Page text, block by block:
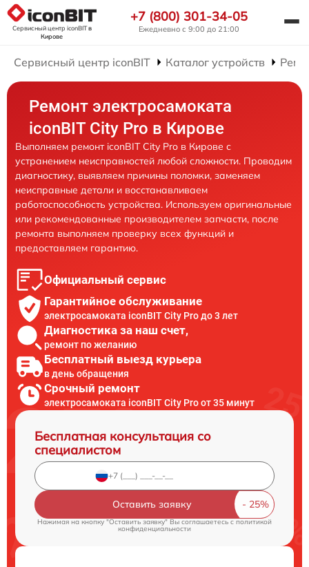
Сервисный центр iconBITв
Кирове
+7 (800) 301-34-05
Ежедневно с 9:00 до 21:00
Сервисный центр iconBIT Каталог устройств
Ремонт электросамоката
iconBIT City Pro в Кирове
Выполняем ремонт iconBIT City Pro в Кирове с
устранением неисправностей любой сложности. Проводим
диагностику, выявляем причины поломки, заменяем
неисправные детали и восстанавливаем
работоспособность устройства. Используем оригинальные
или рекомендованные производителем запчасти, после
ремонта выполняем проверку всех функций и
предоставляем гарантию.
Официальный сервис
Гарантийное обслуживание
электросамоката iconBIT City Pro до 3 лет
Диагностика за наш счет,
ремонт по желанию
Бесплатный выезд курьера
в день обращения
Срочный ремонт
электросамоката iconBIT City Pro от 35 минут
Бесплатная консультация со
специалистом
Оставить заявку
Нажимая на кнопку "Оставить заявку" Вы соглашаетесь cполитикой
конфиденциальности